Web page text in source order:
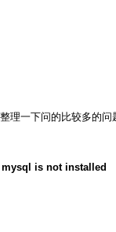
理一下问的比较多的问
mysql is not installed